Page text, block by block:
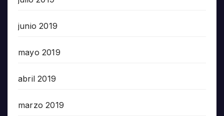
junio 2019
mayo 2019
abril 2019
marzo 2019